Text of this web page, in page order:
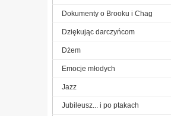
Dokumenty o Brooku i Chag
Dziękując darczyńcom
Dżem
Emocje młodych
Jazz
Jubileusz... i po ptakach